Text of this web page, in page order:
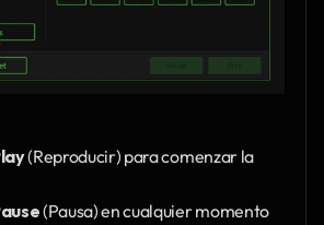
(Reproducir) para comenzar la
(Pausa) en cualquier momento